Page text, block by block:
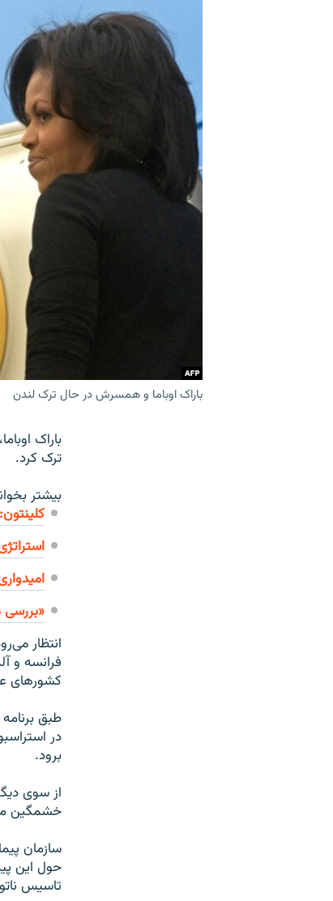
باراک اوباما و همسرش در حال ترک لندن
باراک
ترک کرد.
بیشتر
«بررسی
انتظار
فرانسه و
کشورهای
طبق
در
برود.
خشمگین
حول این
تاسیس